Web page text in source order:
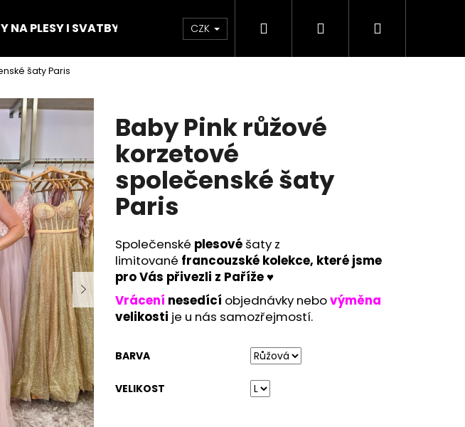
NA PLESY I SVATBY KOLEKCE SKLADEM - RYCHLÉ DODÁNÍ
CZK Hledat PřihlášeníNákupní
šaty Paris
Baby Pink růžové
korzetové
společenské šaty
Paris
Společenské plesové šaty z
limitované francouzské kolekce, které jsme
pro Vás přivezli z Paříže ♥
Vrácení nesedící objednávky nebovýměna
velikosti je u nás samozřejmostí.
BARVA
VELIKOST
HLEDAT
S RŮŽOVÉ LEHKÉ LETNÍ SPOLEČENSKÉ ŠATY
LEJLA - ELEGANTNÍ ŠATY NA SVATBU
1 290 Kč